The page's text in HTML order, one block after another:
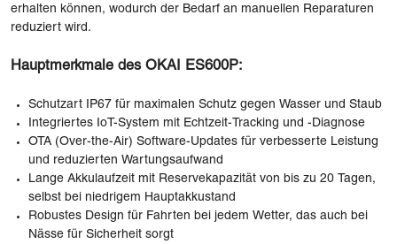
erhalten können, wodurch der Bedarf an manuellen Reparaturen
reduziert wird.
Hauptmerkmale des OKAI ES600P:
Schutzart IP67 für maximalen Schutz gegen Wasser und Staub
Integriertes IoT-System mit Echtzeit-Tracking und -Diagnose
OTA (Over-the-Air) Software-Updates für verbesserte Leistung
und reduzierten Wartungsaufwand
Lange Akkulaufzeit mit Reservekapazität von bis zu 20 Tagen,
selbst bei niedrigem Hauptakkustand
Robustes Design für Fahrten bei jedem Wetter, das auch bei
Nässe für Sicherheit sorgt